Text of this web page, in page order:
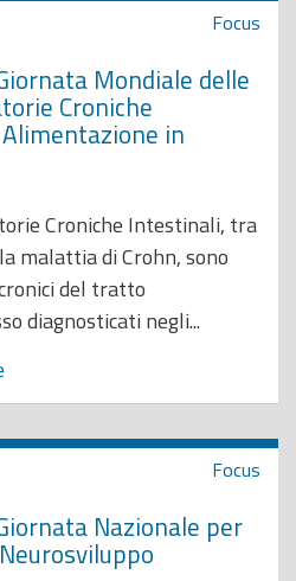
Focus
Mondiale delle
Croniche
in
Croniche Intestinali, tra
malattia di Crohn, sono
del tratto
diagnosticati negli...
Focus
Nazionale per